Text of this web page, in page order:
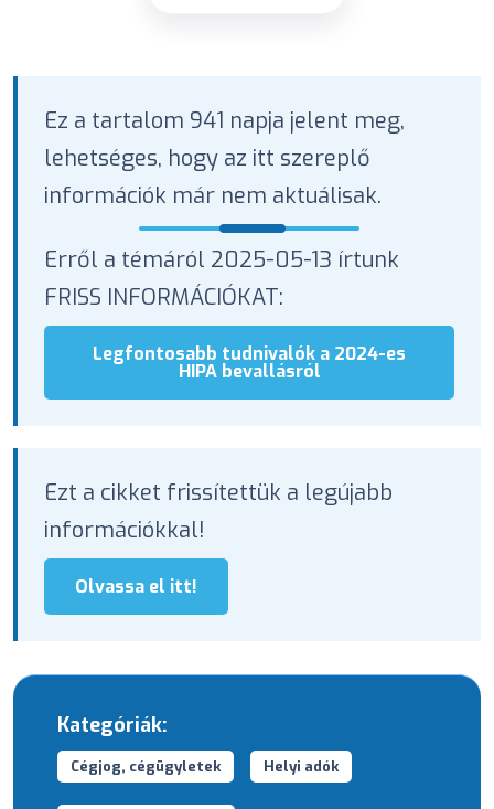
Ez a tartalom 941 napja jelent meg,
lehetséges, hogy az itt szereplő
információk már nem aktuálisak.
Erről a témáról 2025-05-13 írtunk
FRISS INFORMÁCIÓKAT:
Legfontosabb tudnivalók a 2024-es
HIPA bevallásról
Ezt a cikket frissítettük a legújabb
információkkal!
Olvassa el itt!
Kategóriák:
Cégjog, cégügyletek Helyi adók